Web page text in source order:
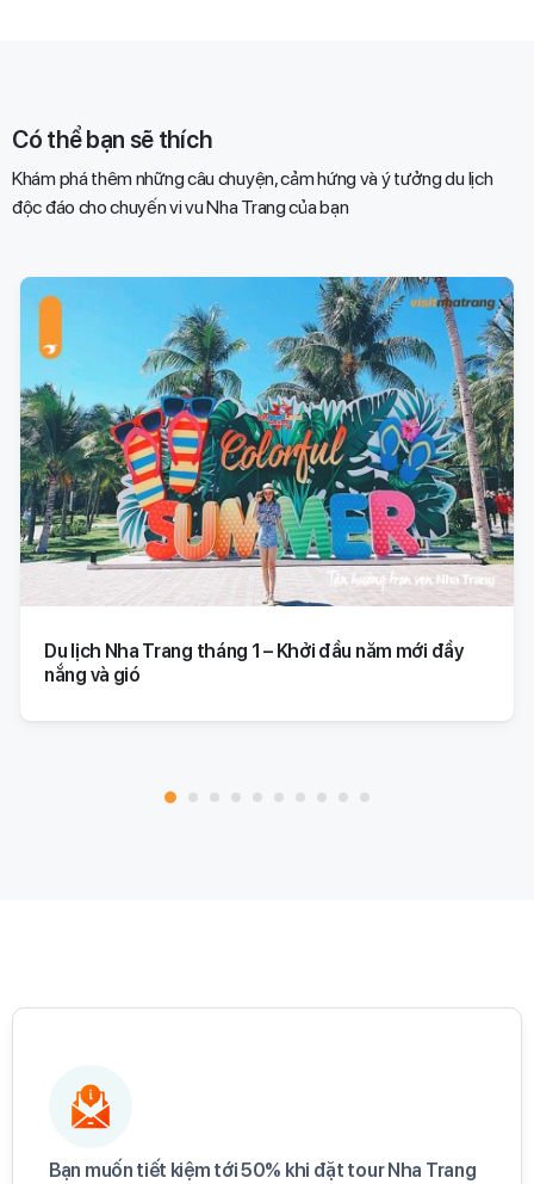
Có thể bạn sẽ thích
Khám phá thêm những câu chuyện, cảm hứng và ý tưởng du lịch
độc đáo cho chuyến vi vu Nha Trang của bạn​
Du lịch Nha Trang tháng 1 – Khởi đầu năm mới đầy
nắng và gió
Bạn muốn tiết kiệm tới 50% khi đặt tour Nha Trang​